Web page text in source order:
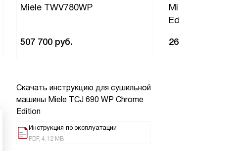
Miele TWV780WP
507 700 руб.
Miele
Edition White
261 100
Скачать инструкцию для сушильной
машины Miele TCJ 690 WP Chrome
Edition
Инструкция по эксплуатации
PDF, 4.12 MB